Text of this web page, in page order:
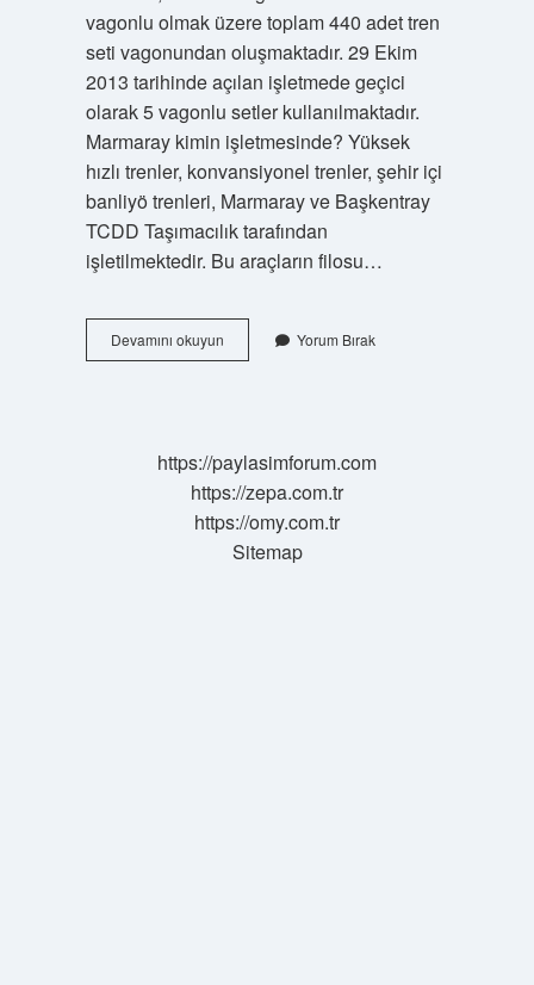
vagonlu olmak üzere toplam 440 adet tren
seti vagonundan oluşmaktadır. 29 Ekim
2013 tarihinde açılan işletmede geçici
olarak 5 vagonlu setler kullanılmaktadır.
Marmaray kimin işletmesinde? Yüksek
hızlı trenler, konvansiyonel trenler, şehir içi
banliyö trenleri, Marmaray ve Başkentray
TCDD Taşımacılık tarafından
işletilmektedir. Bu araçların filosu…
Devamını okuyunMarmaray
Banliyö
Yorum Bırak
https://paylasimforum.com
https://zepa.com.tr
https://omy.com.tr
Sitemap